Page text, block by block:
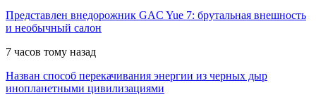
Представлен внедорожник GAC Yue 7: брутальная внешность
и необычный салон
7 часов тому назад
Назван способ перекачивания энергии из черных дыр
инопланетными цивилизациями